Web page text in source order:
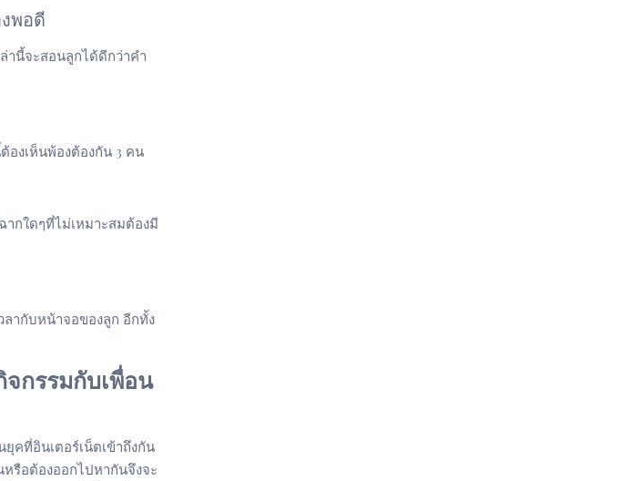
พอดี
านี้จะสอนลูกได้ดีกว่าคำ
องเห็นพ้องต้องกัน 3 คน
กใดๆที่ไม่เหมาะสมต้องมี
ลากับหน้าจอของลูก อีกทั้ง
กรรมกับเพื่อน
คที่อินเตอร์เน็ตเข้าถึงกัน
รือต้องออกไปหากันจึงจะ